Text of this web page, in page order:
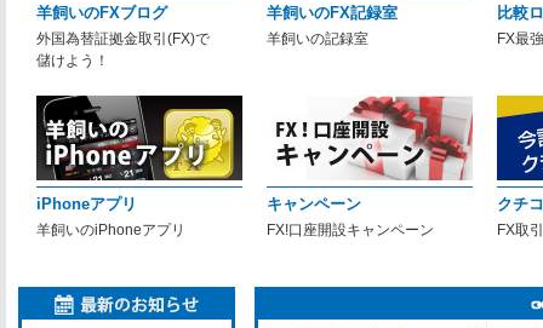
羊飼いのFXブログ
外国為替証拠金取引(FX)で
儲けよう！
羊飼いのFX記録室
羊飼いの記録室
比較
FX最
iPhoneアプリ
羊飼いのiPhoneアプリ
キャンペーン
FX!口座開設キャンペーン
クチ
FX取